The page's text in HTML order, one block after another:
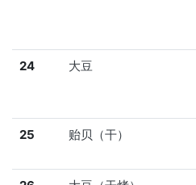
24 大豆
25 贻贝（干）